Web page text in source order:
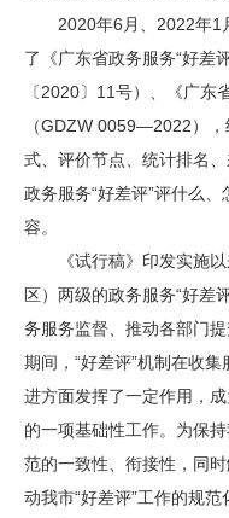
2020年6月、2022年1
了《广东省政务服务“好差
〔2020〕11号）、《广东
（GDZW 0059—2022）
式、评价节点、统计排名
政务服务“好差评”评什么
容。
《试行稿》印发实施以
区）两级的政务服务“好差
务服务监督、推动各部门
期间，“好差评”机制在收
进方面发挥了一定作用，
的一项基础性工作。为保
范的一致性、衔接性，同
动我市“好差评”工作的规